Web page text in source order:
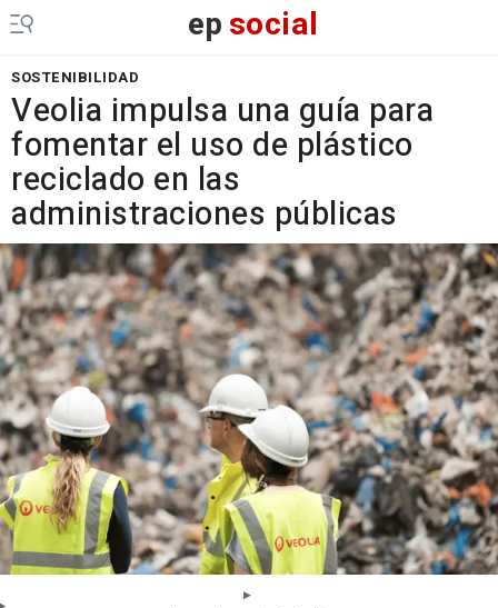
epsocial
SOSTENIBILIDAD
Veolia impulsa una guía para
fomentar el uso de plástico
reciclado en las
administraciones públicas